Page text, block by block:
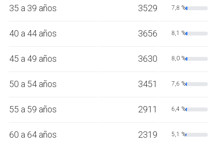
35 a 39 años 3529 7,8 %
40 a 44 años 3656 8,1 %
45 a 49 años 3630 8,0 %
50 a 54 años 3451 7,6 %
55 a 59 años 2911 6,4 %
60 a 64 años 2319 5,1 %